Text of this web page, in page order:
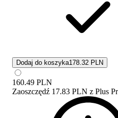
Dodaj do koszyka178.32 PLN
160.49 PLN
Zaoszczędź 17.83 PLN z Plus